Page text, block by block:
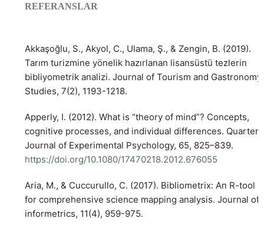
REFERANSLAR
Akkaşoğlu, S., Akyol, C., Ulama, Ş., & Zengin, B. (2019).
Tarım turizmine yönelik hazırlanan lisansüstü tezlerin
bibliyometrik analizi. Journal of Tourism and Gastronomy
Studies, 7(2), 1193-1218.
Apperly, I. (2012). What is “theory of mind”? Concepts,
cognitive processes, and individual differences.
Journal of Experimental Psychology, 65, 825–839.
https://doi.org/10.1080/17470218.2012.676055
Aria, M., & Cuccurullo, C. (2017). Bibliometrix: An R-tool
for comprehensive science mapping analysis. Journal of
informetrics, 11(4), 959-975.